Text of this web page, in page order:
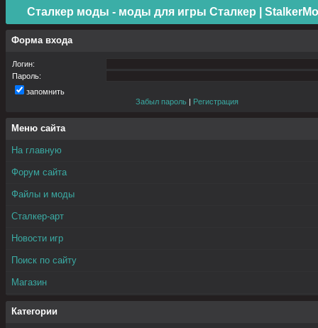
Сталкер моды - моды для игры Сталкер |
Форма входа
Логин:
Пароль:
запомнить
Забыл пароль | Регистрация
Меню сайта
На главную
Форум сайта
Файлы и моды
Сталкер-арт
Новости игр
Поиск по сайту
Магазин
Категории